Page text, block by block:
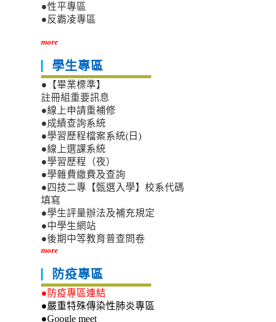
●性平專區
●反霸凌專區
more
學生專區
●【畢業標準】
註冊組重要訊息
●線上申請重補修
●成績查詢系統
●學習歷程檔案系統(日)
●線上選課系統
●學習歷程（夜）
●學雜費繳費及查詢
●四技二專【甄選入學】校系代碼
填寫
●學生評量辦法及補充規定
●中學生網站
●後期中等教育普查問卷
more
防疫專區
●防疫專區連結
●嚴重特殊傳染性肺炎專區
●Google meet